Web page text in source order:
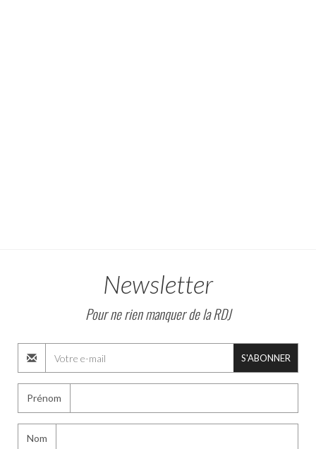
Newsletter
Pour ne rien manquer de la RDJ
S'ABONNER
Prénom
Nom